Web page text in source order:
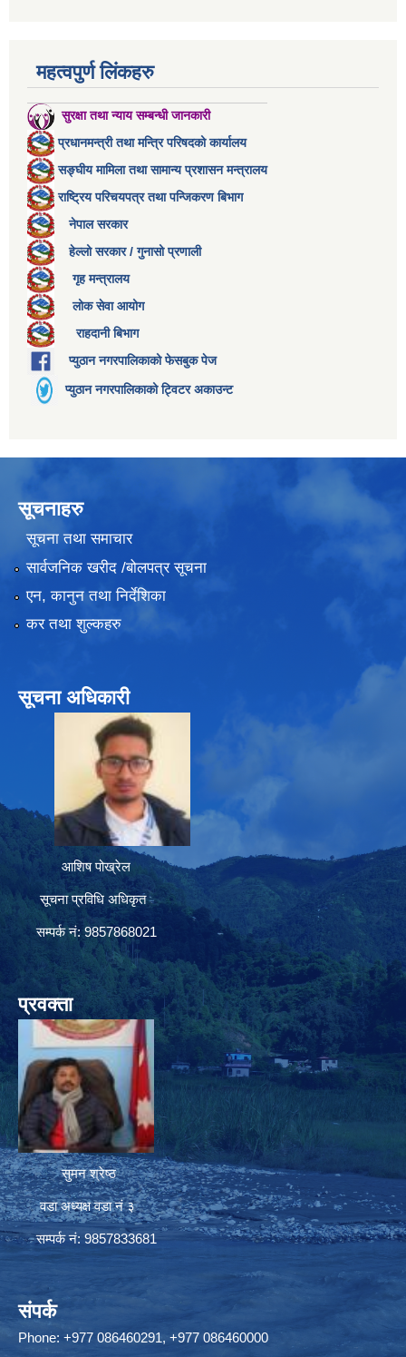
महत्वपुर्ण लिंकहरु
सुरक्षा तथा न्याय सम्बन्धी जानकारी
प्रधानमन्त्री तथा मन्त्रि परिषदको कार्यालय
सङ्घीय मामिला तथा सामान्य प्रशासन मन्त्रालय
राष्ट्रिय परिचयपत्र तथा पन्जिकरण बिभाग
नेपाल सरकार
हेल्लो सरकार / गुनासो प्रणाली
गृह मन्त्रालय
लोक सेवा आयोग
राहदानी बिभाग
प्युठान नगरपालिकाको फेसबुक पेज
प्युठान नगरपालिकाको ट्विटर अकाउन्ट
सूचनाहरु
सूचना तथा समाचार
सार्वजनिक खरीद /बोलपत्र सूचना
एन, कानुन तथा निर्देशिका
कर तथा शुल्कहरु
सूचना अधिकारी
आशिष पोख्रेल
सूचना प्रविधि अधिकृत
सम्पर्क नं: 9857868021
प्रवक्ता
सुमन श्रेष्ठ
वडा अध्यक्ष वडा नं ३
सम्पर्क नं: 9857833681
संपर्क
Phone: +977 086460291, +977 086460000